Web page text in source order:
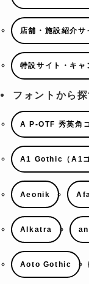
店舗・施設紹介サ
特設サイト・キャ
フォントから探
A P-OTF 秀英角
A1 Gothic（A1ゴ
Aeonik
Alkatra
Aoto Gothic